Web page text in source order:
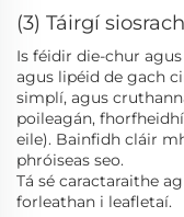
(3) Táirgí
Is féidir die-chur
agus lipéid de gach
simplí, agus
poileagán,
eile). Bainfidh cláir
phróiseas seo.
Tá sé caractaraithe
forleathan i leafletaí.